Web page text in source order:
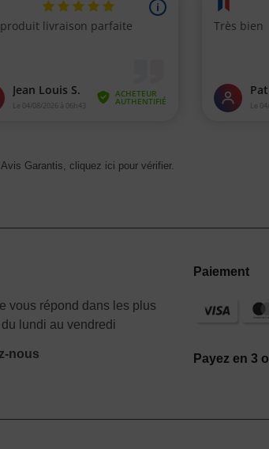
Garantis, cliquez ici pour vérifier.
vous répond dans les plus
lundi au vendredi
nous
Paiement
Payez en 3